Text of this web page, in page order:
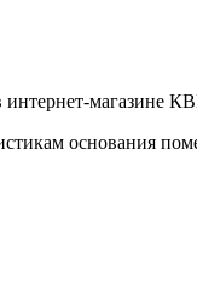
магазине
основания